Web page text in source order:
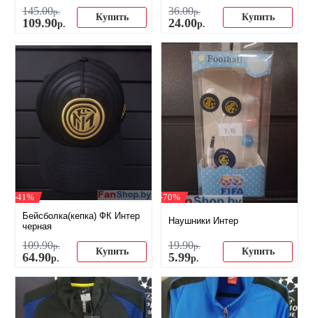
145.00р.
109.90р.
Купить
36.00р.
24.00р.
Купить
-41%
Бейсболка(кепка) ФК Интер
черная
109.90р.
64.90р.
Купить
-70%
Наушники Интер
19.90р.
5.99р.
Купить